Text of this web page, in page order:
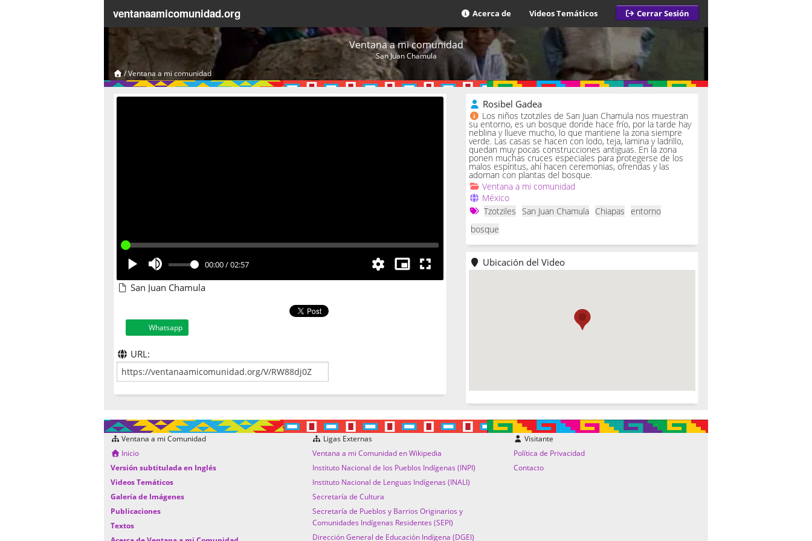
ventanaamicomunidad.org Acerca de Videos Temáticos Cerrar Sesión
Ventana a mi comunidad
San Juan Chamula
/Ventana a mi comunidad
00:00/02:57
San Juan Chamula
Whatsapp
URL:
Rosibel Gadea
Los niños tzotziles de San Juan Chamula nos muestran
su entorno, es un bosque donde hace frío, por la tarde hay
neblina y llueve mucho, lo que mantiene la zona siempre
verde. Las casas se hacen con lodo, teja, lamina y ladrillo,
quedan muy pocas construcciones antiguas. En la zona
ponen muchas cruces especiales para protegerse de los
malos espíritus, ahí hacen ceremonias, ofrendas y las
adornan con plantas del bosque.
Ventana a mi comunidad
México
Tzotziles San Juan Chamula Chiapas entorno
bosque
Ubicación del Video
Ventana a mi Comunidad
Inicio
Versión subtitulada en Inglés
Videos Temáticos
Galería de Imágenes
Publicaciones
Textos
Ligas Externas
Ventana a mi Comunidad en Wikipedia
Instituto Nacional de los Pueblos Indígenas (INPI)
Instituto Nacional de Lenguas Indígenas (INALI)
Secretaría de Cultura
Secretaría de Pueblos y Barrios Originarios y
Comunidades Indígenas Residentes (SEPI)
Dirección General de Educación Indígena (DGEI)
Visitante
Política de Privacidad
Contacto